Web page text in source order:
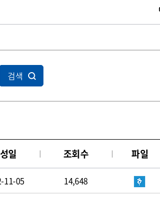
검색
일 조회수 파일
11-05 14,648